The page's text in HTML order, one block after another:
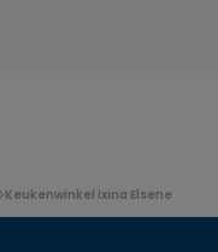
Keukenwinkel ixina Elsene